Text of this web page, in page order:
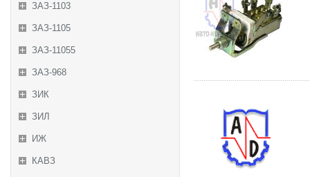
ЗАЗ-1103
ЗАЗ-1105
ЗАЗ-11055
ЗАЗ-968
ЗИК
ЗИЛ
ИЖ
КАВЗ